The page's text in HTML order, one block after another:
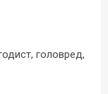
головред,